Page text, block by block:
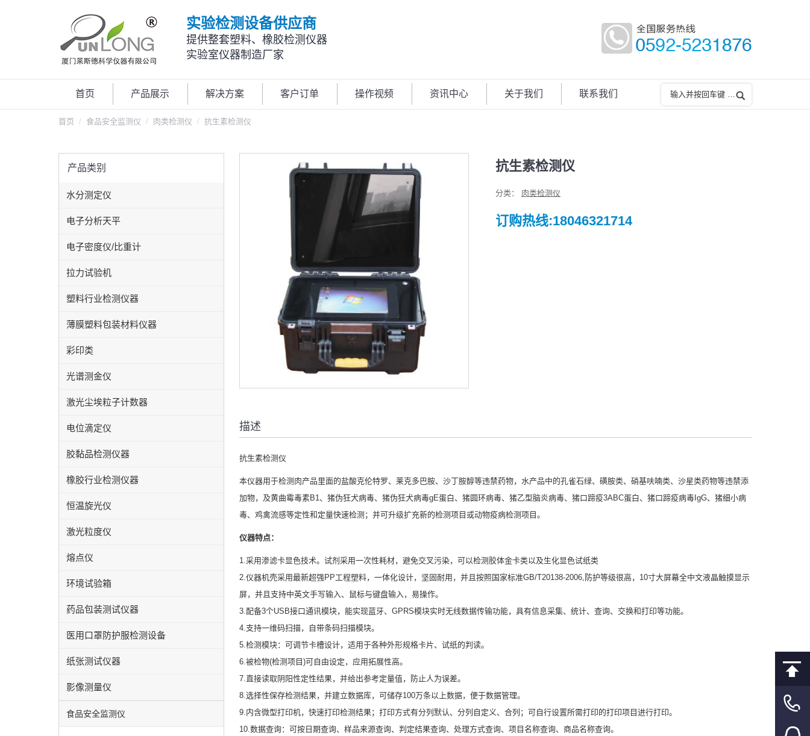
实验检测设备供应商
提供整套塑料、橡胶检测仪器
实验室仪器制造厂家
首页 产品展示 解决方案 客户订单 操作视频 资讯中心 关于我们 联系我们
首页 食品安全监测仪 肉类检测仪 抗生素检测仪
抗生素检测仪
分类： 肉类检测仪
订购热线:18046321714
描述
抗生素检测仪
本仪器用于检测肉产品里面的盐酸克伦特罗、莱克多巴胺、沙丁胺醇等违禁药物，水产品中的孔雀石绿、磺胺类、硝基呋喃类、沙星类药物等违禁添
加物，及黄曲霉毒素B1、猪伪狂犬病毒、猪伪狂犬病毒gE蛋白、猪圆环病毒、猪乙型脑炎病毒、猪口蹄疫3ABC蛋白、猪口蹄疫病毒IgG、猪细小病
毒、鸡禽流感等定性和定量快速检测；并可升级扩充新的检测项目或动物疫病检测项目。
仪器特点：
1.采用渗滤卡显色技术。试剂采用一次性耗材，避免交叉污染，可以检测胶体金卡类以及生化显色试纸类
2.仪器机壳采用最新超强PP工程塑料，一体化设计，坚固耐用，并且按照国家标准GB/T20138-2006,防护等级很高，10寸大屏幕全中文液晶触摸显示
屏，并且支持中英文手写输入、鼠标与键盘输入，易操作。
3.配备3个USB接口通讯模块，能实现蓝牙、GPRS模块实时无线数据传输功能，具有信息采集、统计、查询、交换和打印等功能。
4.支持一维码扫描，自带条码扫描模块。
5.检测模块：可调节卡槽设计，适用于各种外形规格卡片、试纸的判读。
6.被检物(检测项目)可自由设定，应用拓展性高。
7.直接读取阴阳性定性结果，并给出参考定量值，防止人为误差。
8.选择性保存检测结果，并建立数据库，可储存100万条以上数据，便于数据管理。
9.内含微型打印机，快速打印检测结果；打印方式有分列默认、分列自定义、合列；可自行设置所需打印的打印项目进行打印。
10.数据查询：可按日期查询、样品来源查询、判定结果查询、处理方式查询、项目名称查询、商品名称查询。
产品类别
水分测定仪
电子分析天平
电子密度仪/比重计
拉力试验机
塑料行业检测仪器
薄膜塑料包装材料仪器
彩印类
光谱测金仪
激光尘埃粒子计数器
电位滴定仪
胶黏品检测仪器
橡胶行业检测仪器
恒温旋光仪
激光粒度仪
熔点仪
环境试验箱
药品包装测试仪器
医用口罩防护服检测设备
纸张测试仪器
影像测量仪
食品安全监测仪